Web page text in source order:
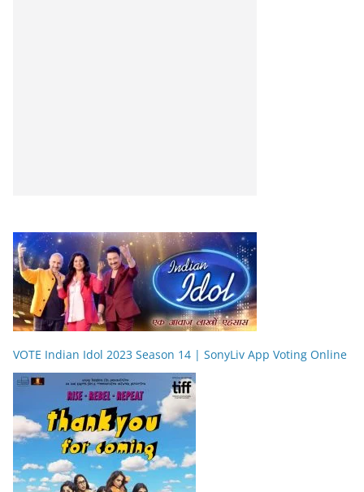
VOTE Indian Idol 2023 Season 14 | SonyLiv App Voting Online